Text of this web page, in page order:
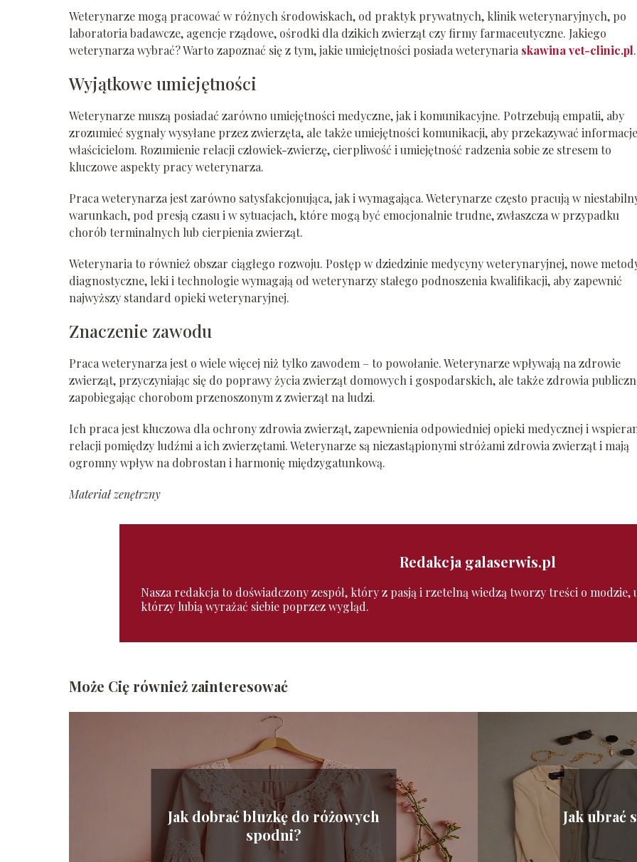
Weterynarze mogą pracować w różnych środowiskach, od praktyk prywatnych, klinik weterynaryjnych, po
laboratoria badawcze, agencje rządowe, ośrodki dla dzikich zwierząt czy firmy farmaceutyczne. Jakiego
weterynarza wybrać? Warto zapoznać się z tym, jakie umiejętności posiada weterynaria skawina vet-clinic.pl.
Wyjątkowe umiejętności
Weterynarze muszą posiadać zarówno umiejętności medyczne, jak i komunikacyjne. Potrzebują empatii, aby
zrozumieć sygnały wysyłane przez zwierzęta, ale także umiejętności komunikacji, aby przekazywać informacje
właścicielom. Rozumienie relacji człowiek-zwierzę, cierpliwość i umiejętność radzenia sobie ze stresem to
kluczowe aspekty pracy weterynarza.
Praca weterynarza jest zarówno satysfakcjonująca, jak i wymagająca. Weterynarze często pracują w
warunkach, pod presją czasu i w sytuacjach, które mogą być emocjonalnie trudne, zwłaszcza w przypadku
chorób terminalnych lub cierpienia zwierząt.
Weterynaria to również obszar ciągłego rozwoju. Postęp w dziedzinie medycyny weterynaryjnej, nowe
diagnostyczne, leki i technologie wymagają od weterynarzy stałego podnoszenia kwalifikacji, aby zapewnić
najwyższy standard opieki weterynaryjnej.
Znaczenie zawodu
Praca weterynarza jest o wiele więcej niż tylko zawodem – to powołanie. Weterynarze wpływają na zdrowie
zwierząt, przyczyniając się do poprawy życia zwierząt domowych i gospodarskich, ale także zdrowia
zapobiegając chorobom przenoszonym z zwierząt na ludzi.
Ich praca jest kluczowa dla ochrony zdrowia zwierząt, zapewnienia odpowiedniej opieki medycznej i
relacji pomiędzy ludźmi a ich zwierzętami. Weterynarze są niezastąpionymi stróżami zdrowia zwierząt i mają
ogromny wpływ na dobrostan i harmonię międzygatunkową.
Materiał zenętrzny
Redakcja galaserwis.pl
Nasza redakcja to doświadczony zespół, który z pasją i rzetelną wiedzą tworzy treści o
którzy lubią wyrażać siebie poprzez wygląd.
Może Cię również zainteresować
Jak dobrać bluzkę do różowych
spodni?
Jak ubrać